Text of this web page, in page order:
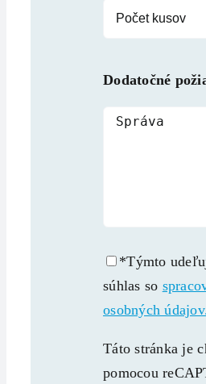
Dodatočné
*Týmto
súhlas so
osobných
Táto stránka je
pomocou